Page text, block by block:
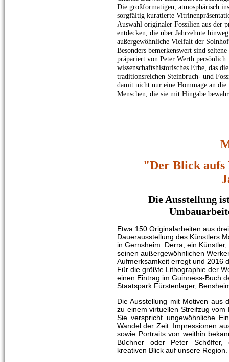
Die großformatigen, atmosphärisch
sorgfältig kuratierte
Auswahl originaler Fossilien aus der
entdecken, die über Jahrzehnte
außergewöhnliche Vielfalt der
Besonders bemerkenswert sind
präpariert von Peter Werth
wissenschaftshistorisches Erbe, das
traditionsreichen Steinbruch- und
damit nicht nur eine Hommage an
Menschen, die sie mit Hingabe
.
"Der Blick aufs
Die Ausstellung
Etwa 150 Originalarbeiten aus
Dauerausstellung des Künstlers
in Gernsheim. Derra, ein
seinen außergewöhnlichen
Aufmerksamkeit erregt und 2016
Für die größte Lithographie der
einen Eintrag im Guinness-Buch
Staatspark Fürstenlager,
Die Ausstellung mit Motiven aus
zu einem virtuellen Streifzug
Sie verspricht ungewöhnliche
Wandel der Zeit. Impressionen
sowie Portraits von weithin
Büchner oder Peter Schöffer,
kreativen Blick auf unsere Region.